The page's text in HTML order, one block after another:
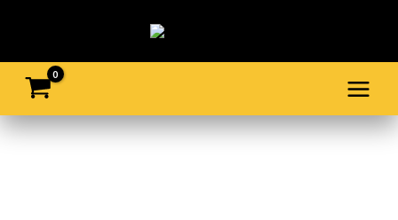
contenido